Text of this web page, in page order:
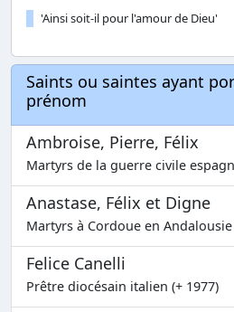
'Ainsi soit-il pour l'amour de Dieu'
Saints ou saintes ayant
prénom
Ambroise, Pierre, Félix
Martyrs de la guerre civile
Anastase, Félix et Digne
Martyrs à Cordoue en Andalousie
Felice Canelli
Prêtre diocésain italien (+ 1977)